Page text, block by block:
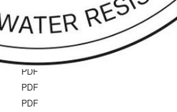
PDF
PDF
PDF
PDF